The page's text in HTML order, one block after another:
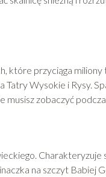
które przyciąga
Wysokie i Rysy.
musisz zobaczyć
na szczyt Babiej